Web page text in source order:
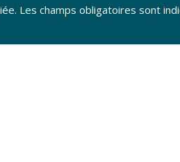
Les champs obligatoires sont